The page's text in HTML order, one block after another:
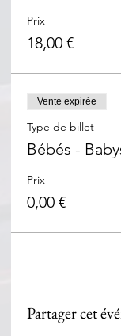
Prix
18,00 €
Vente expirée
Type de billet
Bébés -
Prix
0,00 €
Partager cet